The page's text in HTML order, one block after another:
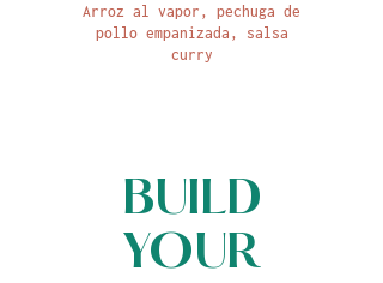
Arroz al vapor, pechuga de
pollo empanizada, salsa
curry
BUILD
YOUR